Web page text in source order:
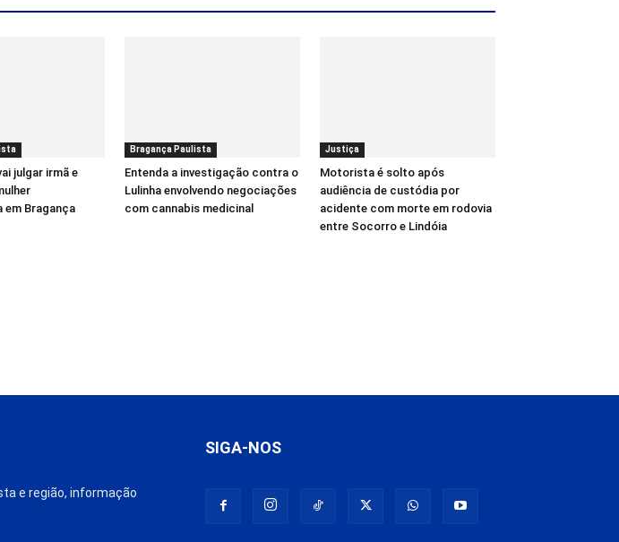
julgar irmã e
em Bragança
Bragança Paulista
Entenda a investigação contra o
Lulinha envolvendo negociações
com cannabis medicinal
Justiça
Motorista é solto após
audiência de custódia por
acidente com morte em rodovia
entre Socorro e Lindóia
e região, informação
SIGA-NOS